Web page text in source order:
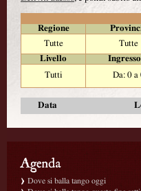
Regione
Tutte
Tutte
Livello
Tutti
Da: 0 a
Data
Dove si balla tango oggi